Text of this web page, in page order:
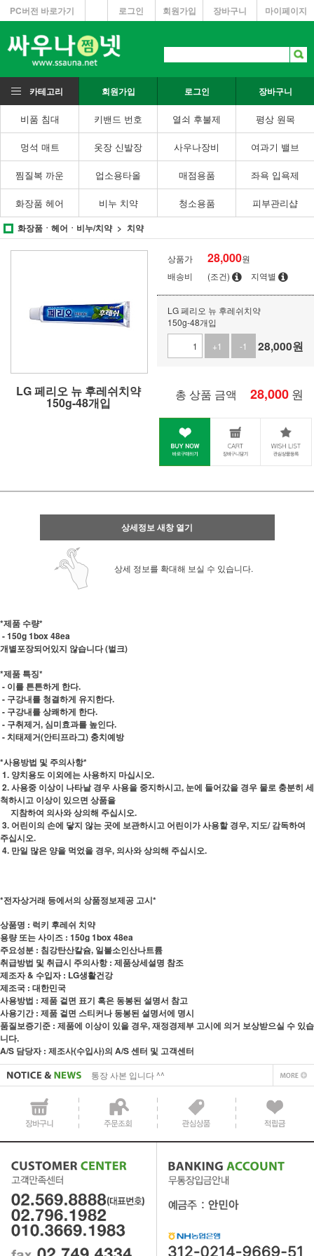
PC버전 바로가기 마이페이지
장바구니
회원가입
로그인
카테고리 회원가입 로그인 장바구니
비품 침대 키밴드 번호 열쇠 후불제 평상 원목
멍석 매트 옷장 신발장 사우나장비 여과기 밸브
찜질복 까운 업소용타올 매점용품 좌욕 입욕제
화장품 헤어 비누 치약 청소용품 피부관리샵
화장품ㆍ헤어ㆍ비누/치약 치약
LG 페리오 뉴 후레쉬치약
150g-48개입
상품가 28,000원
배송비
(조건) 지역별
LG 페리오 뉴 후레쉬치약
150g-48개입
+1
-1 28,000원
총 상품 금액 28,000 원
상세정보 새창 열기
상세 정보를 확대해 보실 수 있습니다.
*제품 수량*
- 150g 1box 48ea
개별포장되어있지 않습니다 (벌크)
*제품 특징*
- 이를 튼튼하게 한다.
- 구강내를 청결하게 유지한다.
- 구강내를 상쾌하게 한다.
- 구취제거, 심미효과를 높인다.
- 치태제거(안티프라그) 충치예방
*사용방법 및 주의사항*
1. 양치용도 이외에는 사용하지 마십시오.
2. 사용중 이상이 나타날 경우 사용을 중지하시고, 눈에 들어갔을 경우 물로 충분히 세
척하시고 이상이 있으면 상품을
지참하여 의사와 상의해 주십시오.
3. 어린이의 손에 닿지 않는 곳에 보관하시고 어린이가 사용할 경우, 지도/ 감독하여
주십시오.
4. 만일 많은 양을 먹었을 경우, 의사와 상의해 주십시오.
*전자상거래 등에서의 상품정보제공 고시*
상품명 : 럭키 후레쉬 치약
용량 또는 사이즈 : 150g 1box 48ea
주요성분 : 침강탄산칼슘, 일불소인산나트륨
취급방법 및 취급시 주의사항 : 제품상세설명 참조
제조자 & 수입자 : LG생활건강
제조국 : 대한민국
사용방법 : 제품 겉면 표기 혹은 동봉된 설명서 참고
사용기간 : 제품 겉면 스티커나 동봉된 설명서에 명시
품질보증기준 : 제품에 이상이 있을 경우, 재정경제부 고시에 의거 보상받으실 수 있습
니다.
A/S 담당자 : 제조사(수입사)의 A/S 센터 및 고객센터
사업자 사본 입니다^^
통장 사본 입니다 ^^
사업자 사본 입니다^^
통장 사본 입니다 ^^